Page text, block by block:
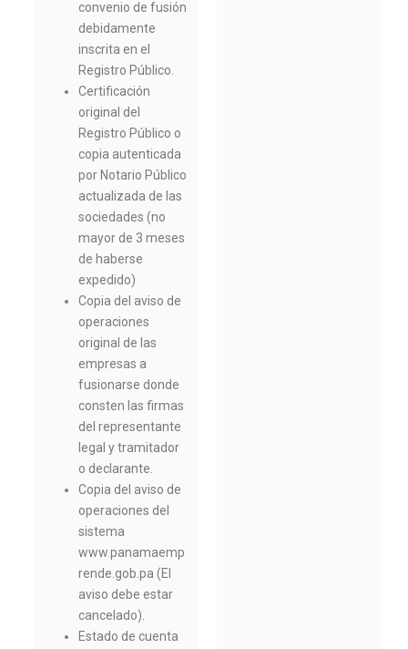
convenio de fusión
debidamente
inscrita en el
Registro Público.
Certificación
original del
Registro Público o
copia autenticada
por Notario Público
actualizada de las
sociedades (no
mayor de 3 meses
de haberse
expedido)
Copia del aviso de
operaciones
original de las
empresas a
fusionarse donde
consten las firmas
del representante
legal y tramitador
o declarante.
Copia del aviso de
operaciones del
sistema
www.panamaemp
rende.gob.pa (El
aviso debe estar
cancelado).
Estado de cuenta